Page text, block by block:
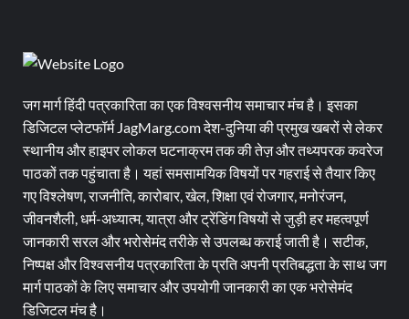
जग मार्ग हिंदी पत्रकारिता का एक विश्वसनीय समाचार मंच है। इसका
डिजिटल प्लेटफॉर्म JagMarg.com देश-दुनिया की प्रमुख खबरों से लेकर
स्थानीय और हाइपर लोकल घटनाक्रम तक की तेज़ और तथ्यपरक कवरेज
पाठकों तक पहुंचाता है। यहां समसामयिक विषयों पर गहराई से तैयार किए
गए विश्लेषण, राजनीति, कारोबार, खेल, शिक्षा एवं रोजगार, मनोरंजन,
जीवनशैली, धर्म-अध्यात्म, यात्रा और ट्रेंडिंग विषयों से जुड़ी हर महत्वपूर्ण
जानकारी सरल और भरोसेमंद तरीके से उपलब्ध कराई जाती है। सटीक,
निष्पक्ष और विश्वसनीय पत्रकारिता के प्रति अपनी प्रतिबद्धता के साथ जग
मार्ग पाठकों के लिए समाचार और उपयोगी जानकारी का एक भरोसेमंद
डिजिटल मंच है।